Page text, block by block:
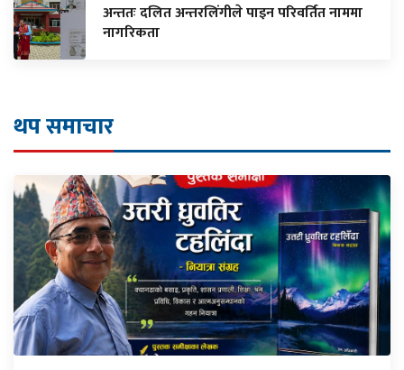
अन्ततः दलित अन्तरलिंगीले पाइन परिवर्तित नाममा
नागरिकता
थप समाचार